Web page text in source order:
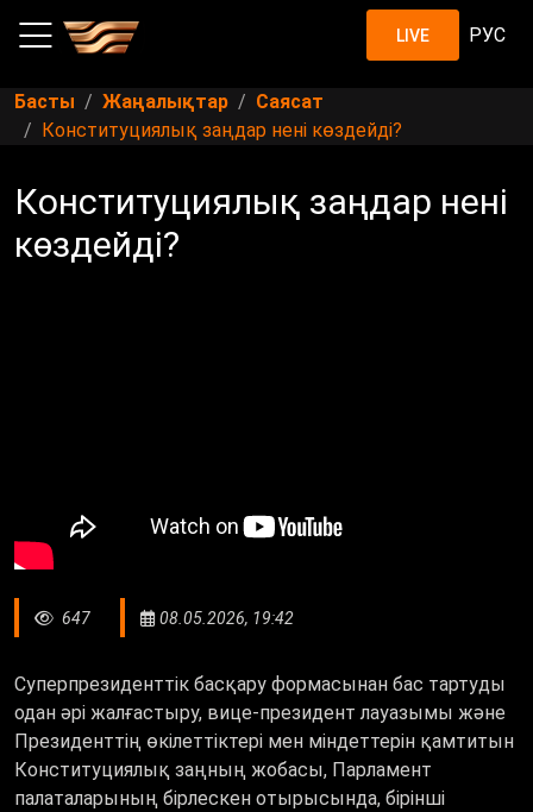
LIVE РУС
Басты Жаңалықтар
Саясат
Конституциялық заңдар нені көздейді?
Конституциялық заңдар нені
көздейді?
647 08.05.2026, 19:42
Суперпрезиденттік басқару формасынан бас тартуды
одан әрі жалғастыру, вице-президент лауазымы және
Президенттің өкілеттіктері мен міндеттерін қамтитын
Конституциялық заңның жобасы, Парламент
палаталарының бірлескен отырысында, бірінші